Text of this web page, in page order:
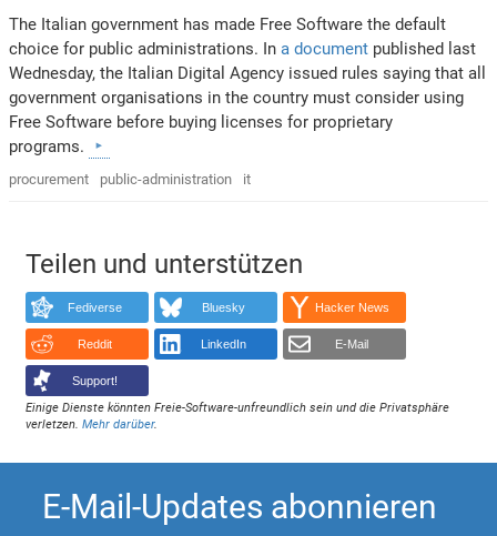
The Italian government has made Free Software the default
choice for public administrations. Ina document published last
Wednesday, the Italian Digital Agency issued rules saying that all
government organisations in the country must consider using
Free Software before buying licenses for proprietary
programs.
procurement public-administration it
Teilen und unterstützen
Fediverse Bluesky Hacker News
Reddit LinkedIn E-Mail
Support!
Einige Dienste könnten Freie-Software-unfreundlich sein und die Privatsphäre
verletzen.Mehr darüber.
E-Mail-Updates abonnieren